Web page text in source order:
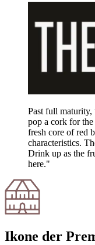
Past full maturity,
pop a cork for
fresh core of red
characteristics.
Drink up as the
here."
Ikone der